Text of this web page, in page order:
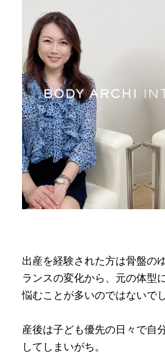
出産を経験された方は骨盤の
ランスの変化から、元の体型
悩むことが多いのではないで
産後は子ども優先の日々で自
してしまいがち。